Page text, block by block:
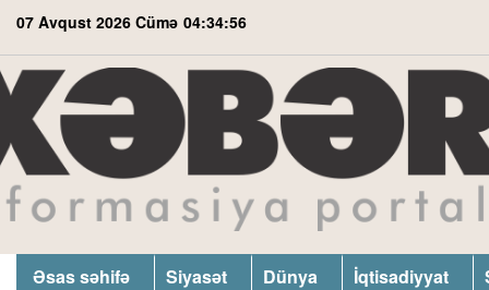
07 Avqust 2026 Cümə 04:34:56
Əsas səhifə Siyasət Dünya İqtisadiyyat